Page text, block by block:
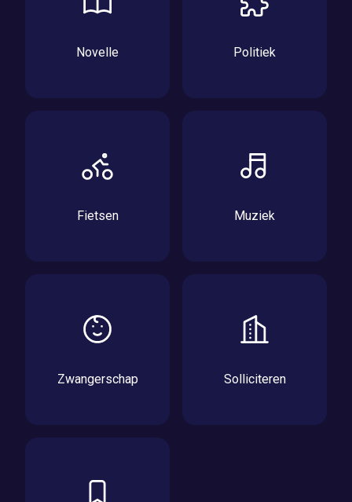
Novelle Politiek
Fietsen Muziek
Zwangerschap Solliciteren